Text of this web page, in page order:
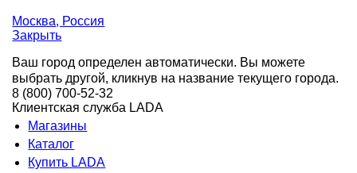
Москва, Россия
Закрыть
Ваш город определен автоматически. Вы можете
выбрать другой, кликнув на название текущего города.
8 (800) 700-52-32
Клиентская служба LADA
Магазины
Каталог
Купить LADA